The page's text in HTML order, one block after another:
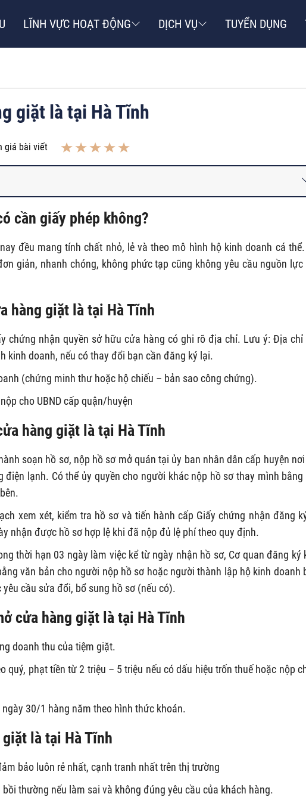
LĨNH VỰC HOẠT ĐỘNG DỊCH VỤ TUYỂN DỤNG
giặt là tại Hà Tĩnh
giá bài viết
cần giấy phép không?
đều mang tính chất nhỏ, lẻ và theo mô hình hộ kinh doanh cá
giản, nhanh chóng, không phức tạp cũng không yêu cầu nguồn lực
hàng giặt là tại Hà Tĩnh
chứng nhận quyền sở hữu cửa hàng có ghi rõ địa chỉ. Lưu ý: Địa chỉ
kinh doanh, nếu có thay đổi bạn cần đăng ký lại.
(chứng minh thư hoặc hộ chiếu – bản sao công chứng).
cho UBND cấp quận/huyện
hàng giặt là tại Hà Tĩnh
soạn hồ sơ, nộp hồ sơ mở quán tại ủy ban nhân dân cấp huyện
lạnh. Có thể ủy quyền cho người khác nộp hồ sơ thay mình bằng
xem xét, kiểm tra hồ sơ và tiến hành cấp Giấy chứng nhận đăng
nhận được hồ sơ hợp lệ khi đã nộp đủ lệ phí theo quy định.
thời hạn 03 ngày làm việc kể từ ngày nhận hồ sơ, Cơ quan đăng ký
văn bản cho người nộp hồ sơ hoặc người thành lập hộ kinh doanh
cầu sửa đổi, bổ sung hồ sơ (nếu có).
cửa hàng giặt là tại Hà Tĩnh
doanh thu của tiệm giặt.
quý, phạt tiền từ 2 triệu – 5 triệu nếu có dấu hiệu trốn thuế hoặc nộp
30/1 hàng năm theo hình thức khoán.
là tại Hà Tĩnh
bảo luôn rẻ nhất, cạnh tranh nhất trên thị trường
thường nếu làm sai và không đúng yêu cầu của khách hàng.